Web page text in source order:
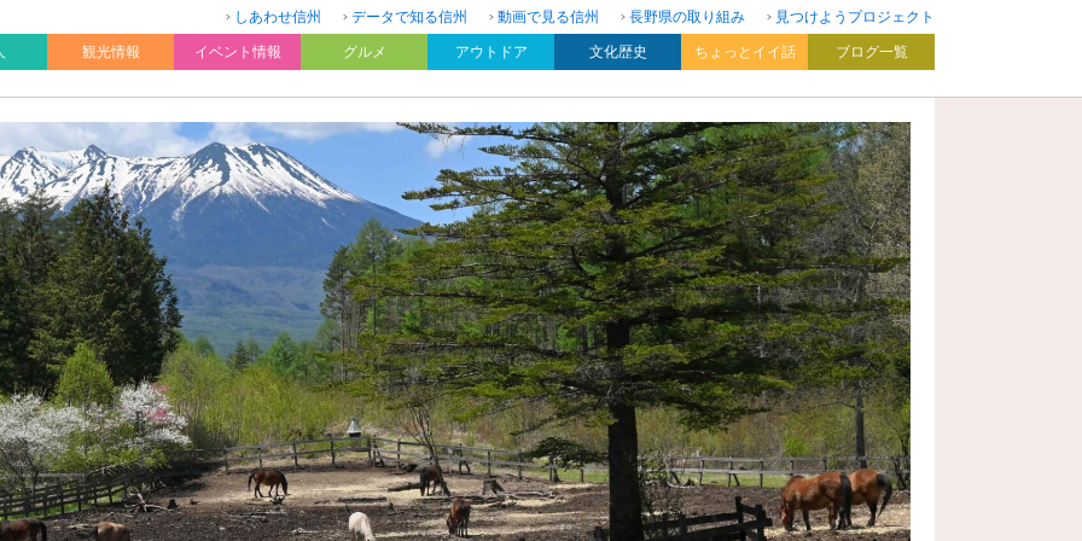
しあわせ信州 データで知る信州 動画で見る信州 長野県の取り組み
見つけようプロジェクト
観光情報 イベント情報 グルメ アウトドア 文化歴史 ちょっとイイ話 ブログ一覧